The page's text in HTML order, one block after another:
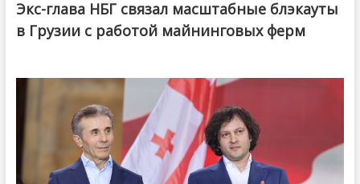
Экс-глава НБГ связал масштабные блэкауты
в Грузии с работой майнинговых ферм